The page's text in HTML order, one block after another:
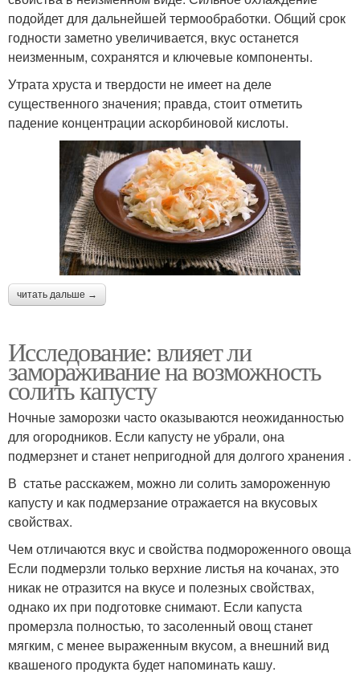
подойдет для дальнейшей термообработки. Общий срок
годности заметно увеличивается, вкус останется
неизменным, сохранятся и ключевые компоненты.
Утрата хруста и твердости не имеет на деле
существенного значения; правда, стоит отметить
падение концентрации аскорбиновой кислоты.
читать дальше →
Исследование: влияет ли
замораживание на возможность
солить капусту
Ночные заморозки часто оказываются неожиданностью
для огородников. Если капусту не убрали, она
подмерзнет и станет непригодной для долгого хранения .
В статье расскажем, можно ли солить замороженную
капусту и как подмерзание отражается на вкусовых
свойствах.
Чем отличаются вкус и свойства подмороженного овоща
Если подмерзли только верхние листья на кочанах, это
никак не отразится на вкусе и полезных свойствах,
однако их при подготовке снимают. Если капуста
промерзла полностью, то засоленный овощ станет
мягким, с менее выраженным вкусом, а внешний вид
квашеного продукта будет напоминать кашу.